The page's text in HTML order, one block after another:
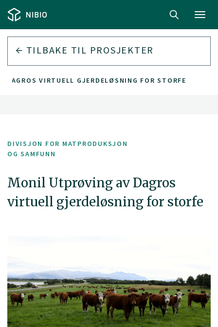
TILBAKE TIL PROSJEKTER
DAGROS VIRTUELL GJERDELØSNING FOR STORFE
DIVISJON FOR MATPRODUKSJON
OG SAMFUNN
Monil Utprøving av Dagros
virtuell gjerdeløsning for storfe